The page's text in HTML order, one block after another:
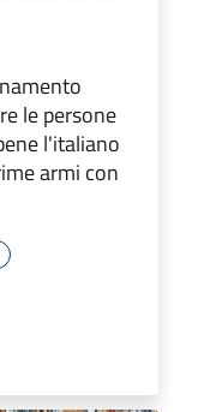
le persone
l'italiano
armi con